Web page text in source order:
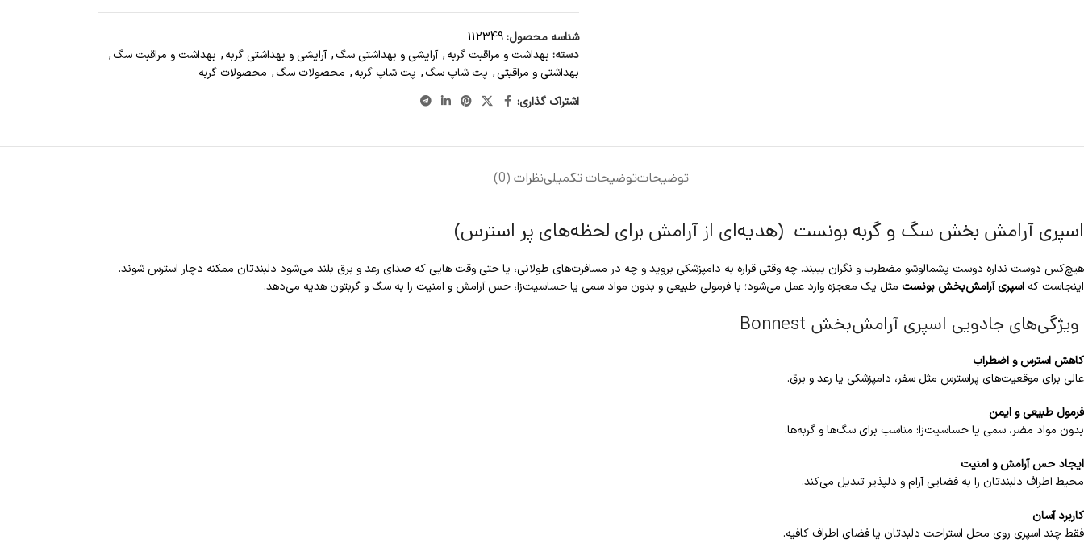
شناسه محصول:112349
دسته: بهداشت و مراقبت گربه, آرایشی و بهداشتی سگ, آرایشی و بهداشتی گربه, بهداشت و مراقبت سگ,
بهداشتی و مراقبتی, پت شاپ سگ, پت شاپ گربه, محصولات سگ, محصولات گربه
اشتراک گذاری:
توضیحاتتوضیحات تکمیلینظرات (0)
اسپری آرامش بخش سگ و گربه بونست (هدیه‌ای از آرامش برای لحظه‌های پر استرس)
هیچ‌کس دوست نداره دوست پشمالوشو مضطرب و نگران ببیند. چه وقتی قراره به دامپزشکی بروید و چه در مسافرت‌های طولانی، یا حتی وقت هایی که صدای رعد و برق بلند می‌شود دلبندتان ممکنه دچار استرس شوند.
اینجاست که اسپری آرامش‌بخش بونست مثل یک معجزه وارد عمل می‌شود؛ با فرمولی طبیعی و بدون مواد سمی یا حساسیت‌زا، حس آرامش و امنیت را به سگ و گربتون هدیه می‌دهد.
ویژگی‌های جادویی اسپری آرامش‌بخش Bonnest
کاهش استرس و اضطراب
عالی برای موقعیت‌های پراسترس مثل سفر، دامپزشکی یا رعد و برق.
فرمول طبیعی و ایمن
بدون مواد مضر، سمی یا حساسیت‌زا؛ مناسب برای سگ‌ها و گربه‌ها.
ایجاد حس آرامش و امنیت
محیط اطراف دلبندتان را به فضایی آرام و دلپذیر تبدیل می‌کند.
کاربرد آسان
فقط چند اسپری روی محل استراحت دلبدتان یا فضای اطراف کافیه.